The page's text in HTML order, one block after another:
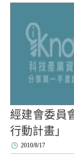
經建會委員
行動計畫」
2010/8/17